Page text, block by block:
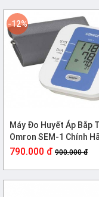
Máy Đo Huyết Áp Bắp
Omron SEM-1 Chính
790.000 đ 900.000 đ
-12%